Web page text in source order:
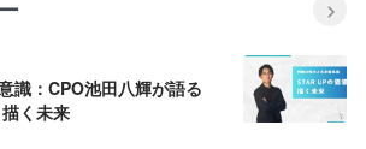
識：CPO池田八輝が語る
く未来